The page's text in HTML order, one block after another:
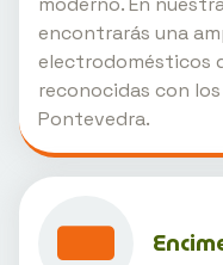
encontrarás una
electrodomésticos
reconocidas con los
Pontevedra.